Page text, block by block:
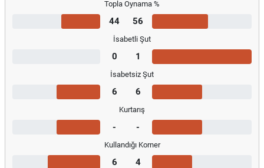
Topla Oynama %
44 56
İsabetli Şut
0 1
İsabetsiz Şut
6 6
Kurtarış
- -
Kullandığı Korner
6 4